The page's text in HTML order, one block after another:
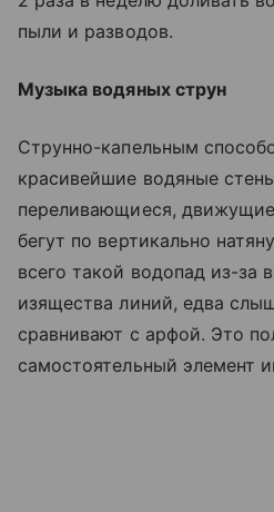
пыли и разводов.
Музыка водяных струн
Струнно-капельным
красивейшие водяные
переливающиеся,
бегут по вертикально
всего такой водопад из-за
изящества линий, едва
сравнивают с арфой. Это
самостоятельный элемент